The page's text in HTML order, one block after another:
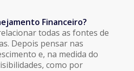
Financeiro?
todas as fontes de
Depois pensar nas
e, na medida do
como por